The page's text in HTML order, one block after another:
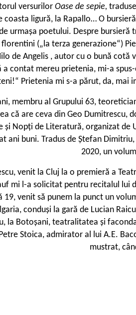
versurilor Oase de sepie,
coasta ligură, la Rapallo… O
urmașa poetului. Despre
(„la terza generazione“)
de Angelis , autor cu o bună cotă
a contat mereu prietenia, mi-a
Prietenia mi s-a părut, da, mai
membru al Grupului 63,
că are ceva din Geo Dumitrescu,
și Nopți de Literatură, organizat
ani buni. Tradus de Ștefan
2020, un
venit la Cluj la o premieră a
mi l-a solicitat pentru recitalul lui
19, venit să punem la punct un
conduși la gară de Lucian
la Botoșani, teatralitatea și
Stoica, admirator al lui A.E.
mustrat,